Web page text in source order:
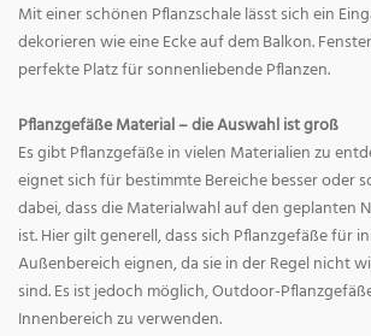
Mit einer schönen Pflanzschale lässt sich ein
dekorieren wie eine Ecke auf dem Balkon.
perfekte Platz für sonnenliebende Pflanzen.
Pflanzgefäße Material – die Auswahl ist groß
Es gibt Pflanzgefäße in vielen Materialien zu
eignet sich für bestimmte Bereiche besser oder
dabei, dass die Materialwahl auf den geplanten
ist. Hier gilt generell, dass sich Pflanzgefäße für
Außenbereich eignen, da sie in der Regel nicht
sind. Es ist jedoch möglich, Outdoor-
Innenbereich zu verwenden.